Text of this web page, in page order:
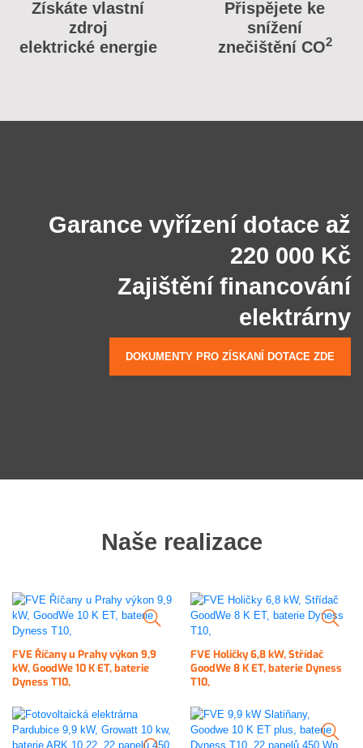
Získáte vlastní
zdroj
elektrické energie
Přispějete ke
snížení
znečištění CO2
Garance vyřízení dotace až
220 000 Kč
Zajištění financování
elektrárny
DOKUMENTY PRO ZÍSKANÍ DOTACE ZDE
Naše realizace
FVE Říčany u Prahy výkon 9,9
kW, GoodWe 10 K ET, baterie
Dyness T10,
FVE Holičky 6,8 kW, Střídač
GoodWe 8 K ET, baterie Dyness
T10,